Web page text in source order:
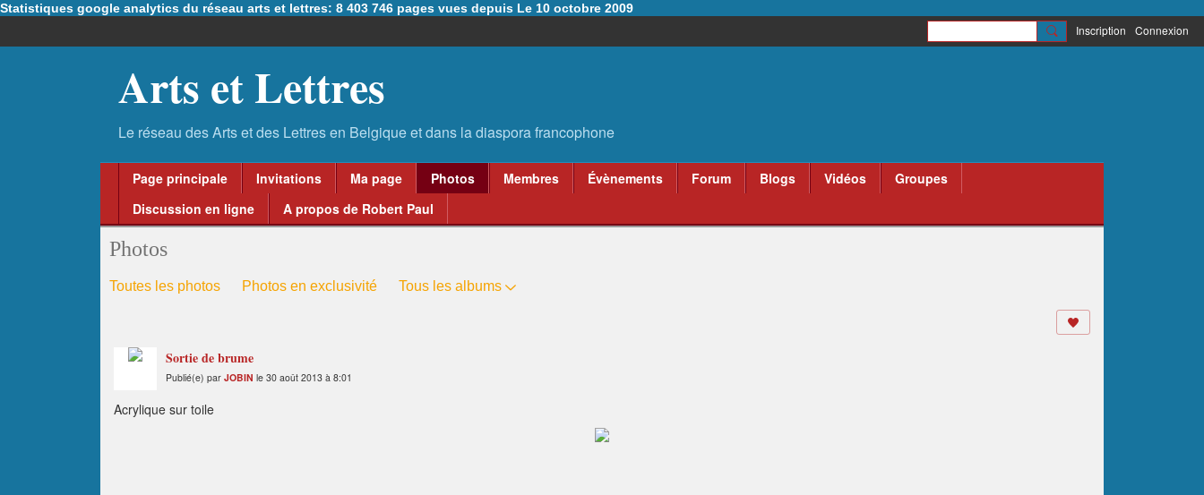
Statistiques google analytics du réseau arts et lettres: 8 403 746 pages vues depuis Le 10 octobre 2009
Inscription Connexion
Arts et Lettres
Page principale Invitations Ma page Photos Membres Évènements Forum Blogs Vidéos
Groupes
Discussion en ligne
A propos de Robert Paul
Photos
Toutes les photos Photos en exclusivité Tous les albums
Sortie de brume
Publié(e) par JOBIN le 30 août 2013 à 8:01
Acrylique sur toile